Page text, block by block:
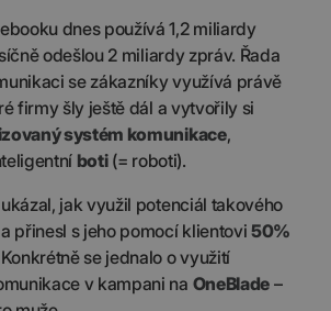
dnes používá 1,2 miliardy
odešlou 2 miliardy zpráv. Řada
se zákazníky využívá právě
firmy šly ještě dál a vytvořily si
systém komunikace,
boti(= roboti).
jak využil potenciál takového
přinesl s jeho pomocí klientovi50%
se jednalo o využití
v kampani na OneBlade–